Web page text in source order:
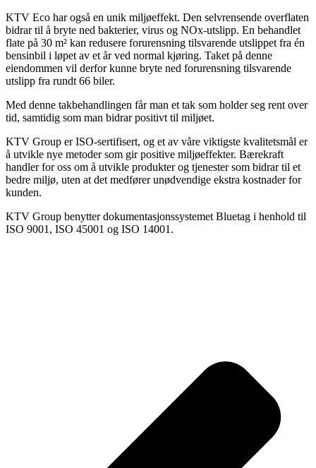
KTV Eco har også en unik miljøeffekt. Den selvrensende overflaten
bidrar til å bryte ned bakterier, virus og NOx-utslipp. En behandlet
flate på 30 m² kan redusere forurensning tilsvarende utslippet fra én
bensinbil i løpet av et år ved normal kjøring. Taket på denne
eiendommen vil derfor kunne bryte ned forurensning tilsvarende
utslipp fra rundt 66 biler.
Med denne takbehandlingen får man et tak som holder seg rent over
tid, samtidig som man bidrar positivt til miljøet.
KTV Group er ISO-sertifisert, og et av våre viktigste kvalitetsmål er
å utvikle nye metoder som gir positive miljøeffekter. Bærekraft
handler for oss om å utvikle produkter og tjenester som bidrar til et
bedre miljø, uten at det medfører unødvendige ekstra kostnader for
kunden.
KTV Group benytter dokumentasjonssystemet Bluetag i henhold til
ISO 9001, ISO 45001 og ISO 14001.